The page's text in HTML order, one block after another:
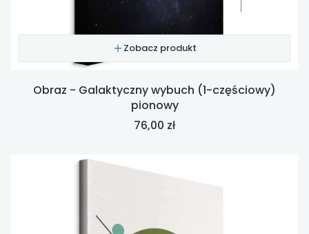
Zobacz produkt
Obraz - Galaktyczny wybuch (1-częściowy)
pionowy
Cena
76,00 zł